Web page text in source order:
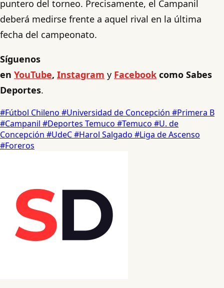
puntero del torneo. Precisamente, el Campanil
deberá medirse frente a aquel rival en la última
fecha del campeonato.
Síguenos
en YouTube, Instagram y Facebook como Sabes
Deportes.
#Fútbol Chileno #Universidad de Concepción #Primera B
#Campanil #Deportes Temuco #Temuco #U. de
Concepción #UdeC#Harol Salgado #Liga de Ascenso
#Foreros